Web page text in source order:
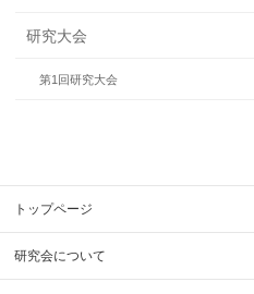
研究大会
第1回研究大会
トップページ
研究会について